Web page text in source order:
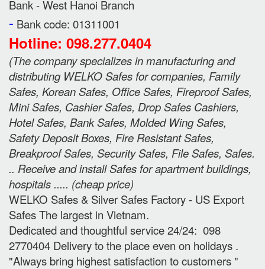
Bank - West Hanoi Branch
- Bank code: 01311001
Hotline: 098.277.0404
(The company specializes in manufacturing and
distributing WELKO Safes for companies, Family
Safes, Korean Safes, Office Safes, Fireproof Safes,
Mini Safes, Cashier Safes, Drop Safes Cashiers,
Hotel Safes, Bank Safes, Molded Wing Safes,
Safety Deposit Boxes, Fire Resistant Safes,
Breakproof Safes, Security Safes, File Safes, Safes.
.. Receive and install Safes for apartment buildings,
hospitals ..... (cheap price)
WELKO Safes & Silver Safes Factory - US Export
Safes The largest in Vietnam.
Dedicated and thoughtful service 24/24: 098
2770404 Delivery to the place even on holidays .
"Always bring highest satisfaction to customers "